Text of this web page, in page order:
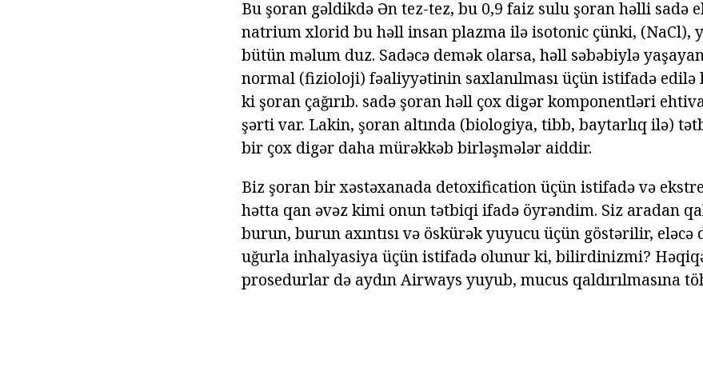
Bu şoran gəldikdə Ən tez-tez, bu 0,9 faiz sulu şoran həlli sadə
natrium xlorid bu həll insan plazma ilə isotonic çünki, (NaCl),
bütün məlum duz. Sadəcə demək olarsa, həll səbəbiylə
normal (fizioloji) fəaliyyətinin saxlanılması üçün istifadə
ki şoran çağırıb. sadə şoran həll çox digər komponentləri
şərti var. Lakin, şoran altında (biologiya, tibb, baytarlıq ilə)
bir çox digər daha mürəkkəb birləşmələr aiddir.
Biz şoran bir xəstəxanada detoxification üçün istifadə və
hətta qan əvəz kimi onun tətbiqi ifadə öyrəndim. Siz aradan
burun, burun axıntısı və öskürək yuyucu üçün göstərilir, eləcə
uğurla inhalyasiya üçün istifadə olunur ki, bilirdinizmi?
prosedurlar də aydın Airways yuyub, mucus qaldırılmasına